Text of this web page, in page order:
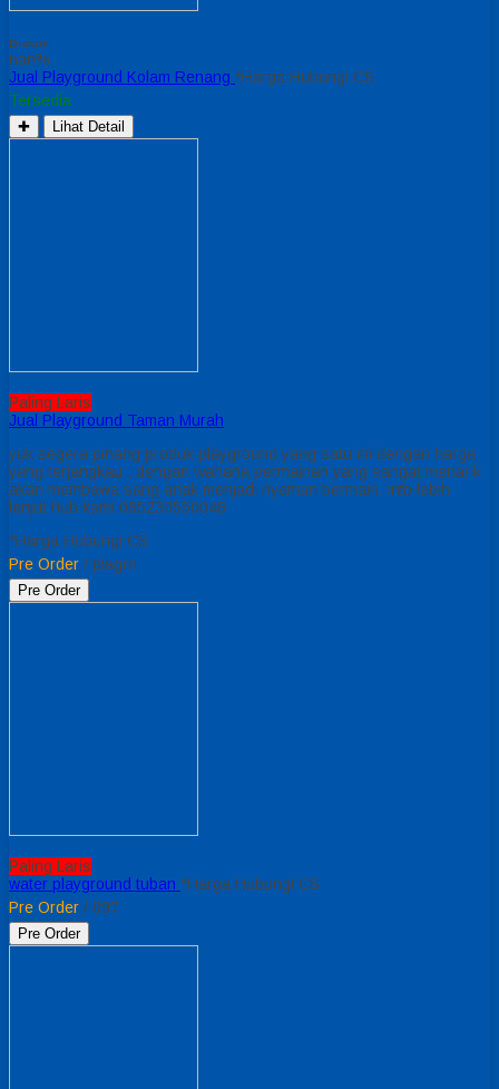
Diskon
nan%
Jual Playground Kolam Renang *Harga Hubungi CS
Tersedia
✚ Lihat Detail
Paling Laris
Jual Playground Taman Murah
yuk segera pinang produk playground yang satu ini dengan harga
yang terjangkau , dengan wahana permainan yang sangat menarik
akan membawa sang anak menjadi nyaman bermain. info lebih
lanjut hub kami 085230550048
*Harga Hubungi CS
Pre Order / plagrn
Pre Order
Paling Laris
water playground tuban *Harga Hubungi CS
Pre Order / 097
Pre Order